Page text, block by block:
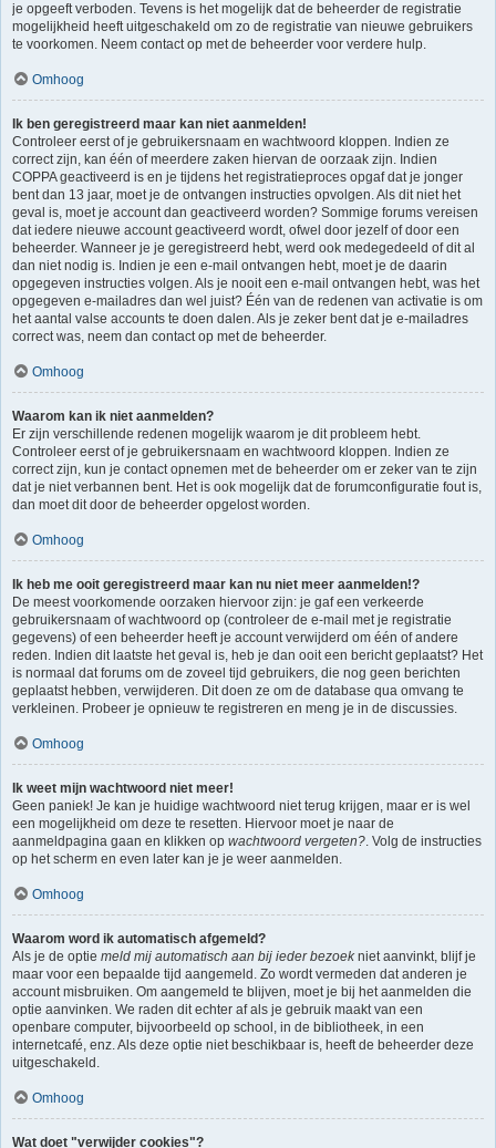
je opgeeft verboden. Tevens is het mogelijk dat de beheerder de registratie
mogelijkheid heeft uitgeschakeld om zo de registratie van nieuwe gebruikers
te voorkomen. Neem contact op met de beheerder voor verdere hulp.
Omhoog
Ik ben geregistreerd maar kan niet aanmelden!
Controleer eerst of je gebruikersnaam en wachtwoord kloppen. Indien ze
correct zijn, kan één of meerdere zaken hiervan de oorzaak zijn. Indien
COPPA geactiveerd is en je tijdens het registratieproces opgaf dat je jonger
bent dan 13 jaar, moet je de ontvangen instructies opvolgen. Als dit niet het
geval is, moet je account dan geactiveerd worden? Sommige forums vereisen
dat iedere nieuwe account geactiveerd wordt, ofwel door jezelf of door een
beheerder. Wanneer je je geregistreerd hebt, werd ook medegedeeld of dit al
dan niet nodig is. Indien je een e-mail ontvangen hebt, moet je de daarin
opgegeven instructies volgen. Als je nooit een e-mail ontvangen hebt, was het
opgegeven e-mailadres dan wel juist? Één van de redenen van activatie is om
het aantal valse accounts te doen dalen. Als je zeker bent dat je e-mailadres
correct was, neem dan contact op met de beheerder.
Omhoog
Waarom kan ik niet aanmelden?
Er zijn verschillende redenen mogelijk waarom je dit probleem hebt.
Controleer eerst of je gebruikersnaam en wachtwoord kloppen. Indien ze
correct zijn, kun je contact opnemen met de beheerder om er zeker van te zijn
dat je niet verbannen bent. Het is ook mogelijk dat de forumconfiguratie fout is,
dan moet dit door de beheerder opgelost worden.
Omhoog
Ik heb me ooit geregistreerd maar kan nu niet meer aanmelden!?
De meest voorkomende oorzaken hiervoor zijn: je gaf een verkeerde
gebruikersnaam of wachtwoord op (controleer de e-mail met je registratie
gegevens) of een beheerder heeft je account verwijderd om één of andere
reden. Indien dit laatste het geval is, heb je dan ooit een bericht geplaatst? Het
is normaal dat forums om de zoveel tijd gebruikers, die nog geen berichten
geplaatst hebben, verwijderen. Dit doen ze om de database qua omvang te
verkleinen. Probeer je opnieuw te registreren en meng je in de discussies.
Omhoog
Ik weet mijn wachtwoord niet meer!
Geen paniek! Je kan je huidige wachtwoord niet terug krijgen, maar er is wel
een mogelijkheid om deze te resetten. Hiervoor moet je naar de
aanmeldpagina gaan en klikken op wachtwoord vergeten?. Volg de instructies
op het scherm en even later kan je je weer aanmelden.
Omhoog
Waarom word ik automatisch afgemeld?
Als je de optie meld mij automatisch aan bij ieder bezoekniet aanvinkt, blijf je
maar voor een bepaalde tijd aangemeld. Zo wordt vermeden dat anderen je
account misbruiken. Om aangemeld te blijven, moet je bij het aanmelden die
optie aanvinken. We raden dit echter af als je gebruik maakt van een
openbare computer, bijvoorbeeld op school, in de bibliotheek, in een
internetcafé, enz. Als deze optie niet beschikbaar is, heeft de beheerder deze
uitgeschakeld.
Omhoog
Wat doet "verwijder cookies"?